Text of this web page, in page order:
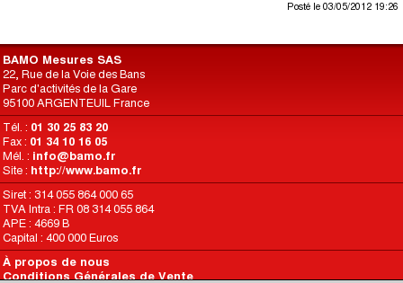
Posté le 03/05/2012 19:26
BAMO Mesures SAS
22, Rue de la Voie des Bans
Parc d'activités de la Gare
95100 ARGENTEUIL France
Tél. : 01 30 25 83 20
Fax : 01 34 10 16 05
Mél. : info@bamo.fr
Site : http://www.bamo.fr
Siret : 314 055 864 000 65
TVA Intra : FR 08 314 055 864
APE : 4669 B
Capital : 400 000 Euros
À propos de nous
Conditions Générales de Vente